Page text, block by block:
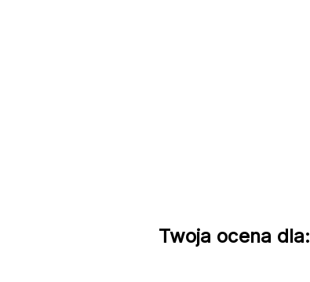
Twoja ocena dla: